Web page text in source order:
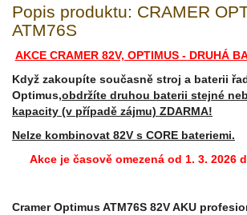
Popis produktu: CRAMER
ATM76S
AKCE CRAMER 82V, OPTIMUS - DRUHÁ
Když zakoupíte současně stroj a baterii
Optimus,obdržíte druhou baterii stejné
kapacity (v případě zájmu) ZDARMA!
Nelze kombinovat 82V s CORE bateriemi.
Akce je časově omezená od 1. 3. 2026
Cramer Optimus ATM76S 82V AKU